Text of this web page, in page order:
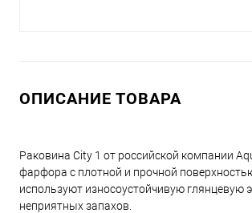
ОПИСАНИЕ ТОВАРА
Раковина City 1 от российской компании
фарфора с плотной и прочной
используют износоустойчивую глянцевую
неприятных запахов.